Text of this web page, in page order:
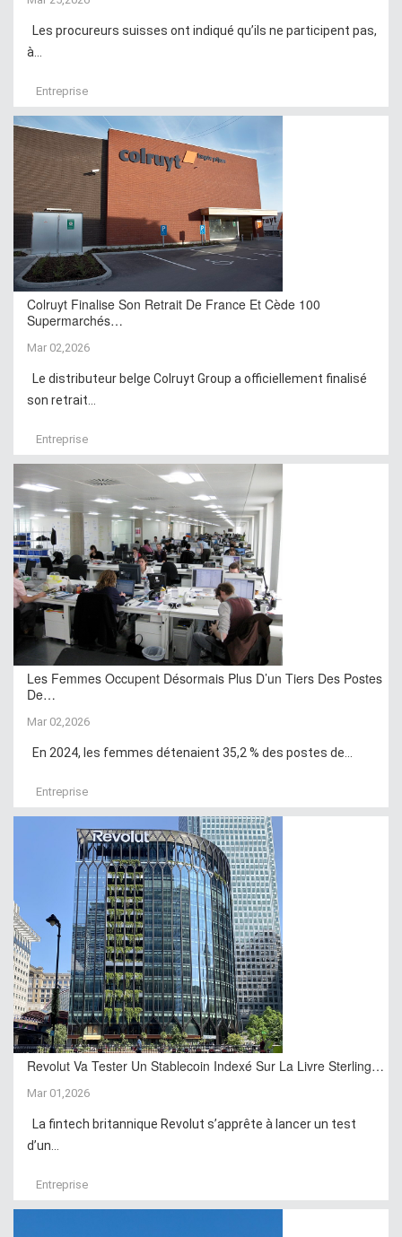
Les procureurs suisses ont indiqué qu’ils ne participent pas,
à...
Entreprise
Colruyt Finalise Son Retrait De France Et Cède 100
Supermarchés…
Mar 02,2026
Le distributeur belge Colruyt Group a officiellement finalisé
son retrait...
Entreprise
Les Femmes Occupent Désormais Plus D’un Tiers Des Postes
De…
Mar 02,2026
En 2024, les femmes détenaient 35,2 % des postes de...
Entreprise
Revolut Va Tester Un Stablecoin Indexé Sur La Livre Sterling…
Mar 01,2026
La fintech britannique Revolut s’apprête à lancer un test
d’un...
Entreprise